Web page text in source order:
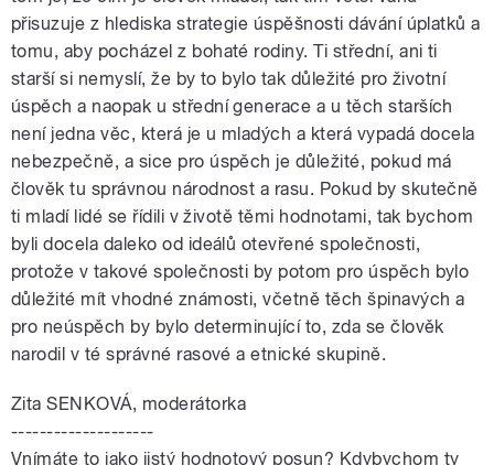
přisuzuje z hlediska strategie úspěšnosti dávání úplatků a
tomu, aby pocházel z bohaté rodiny. Ti střední, ani ti
starší si nemyslí, že by to bylo tak důležité pro životní
úspěch a naopak u střední generace a u těch starších
není jedna věc, která je u mladých a která vypadá docela
nebezpečně, a sice pro úspěch je důležité, pokud má
člověk tu správnou národnost a rasu. Pokud by skutečně
ti mladí lidé se řídili v životě těmi hodnotami, tak bychom
byli docela daleko od ideálů otevřené společnosti,
protože v takové společnosti by potom pro úspěch bylo
důležité mít vhodné známosti, včetně těch špinavých a
pro neúspěch by bylo determinující to, zda se člověk
narodil v té správné rasové a etnické skupině.
Zita SENKOVÁ, moderátorka
--------------------
Vnímáte to jako jistý hodnotový posun? Kdybychom ty